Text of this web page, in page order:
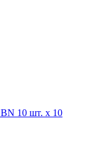
10 шт. х 10